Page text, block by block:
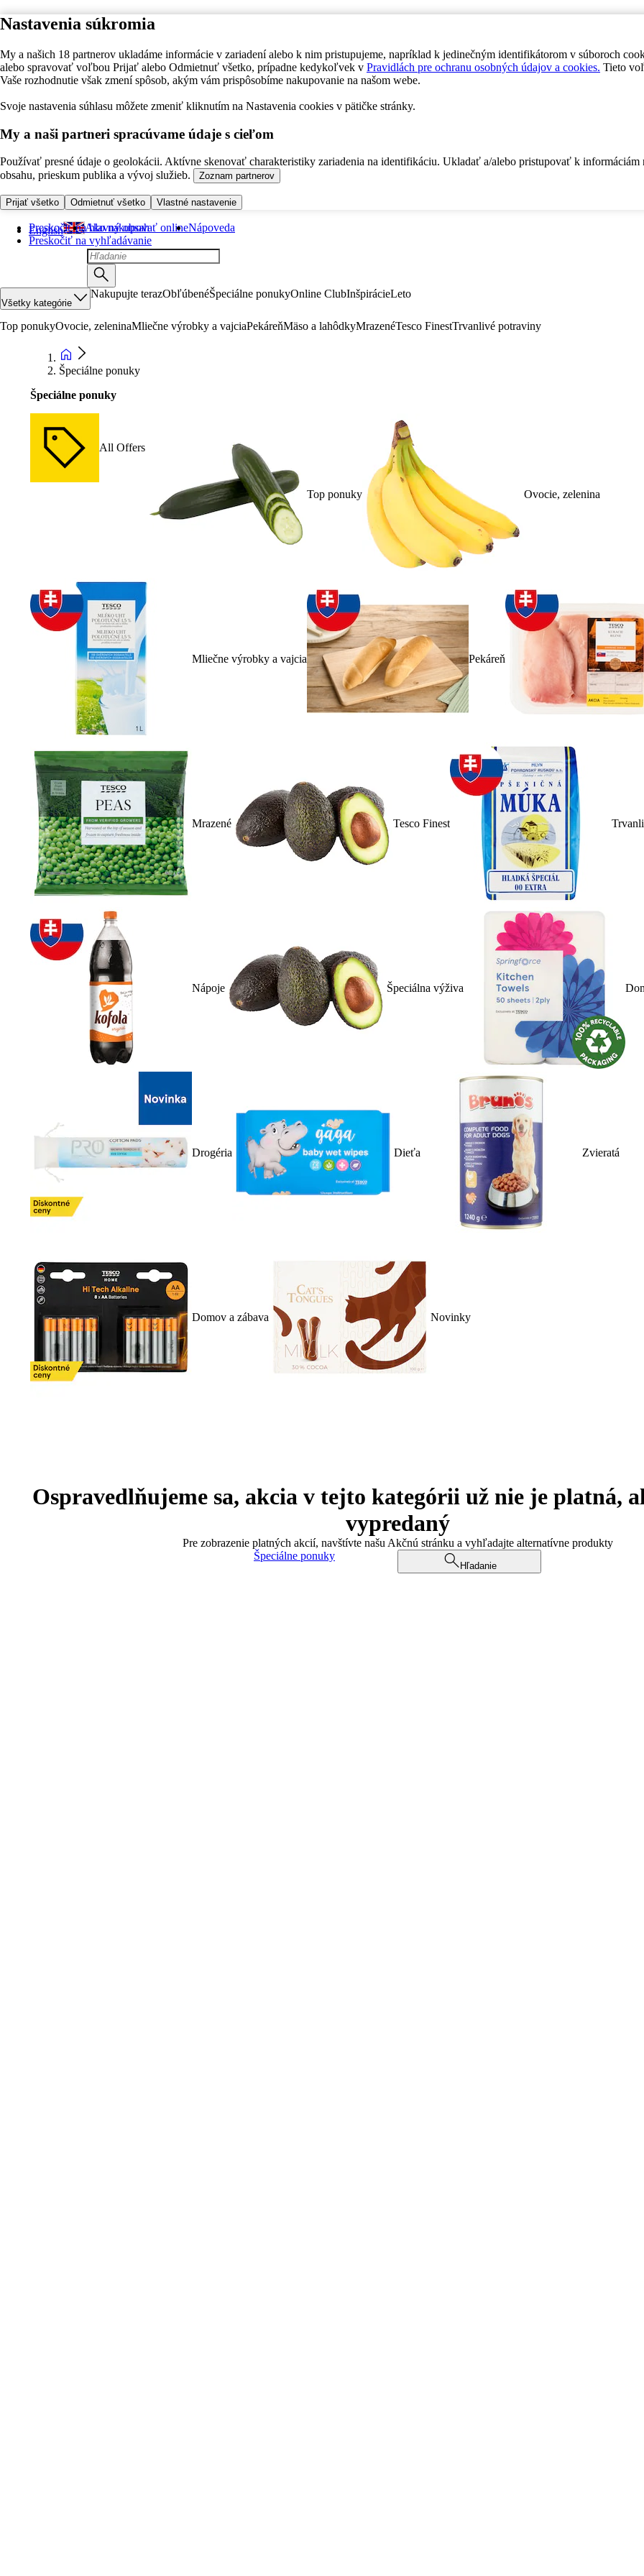
Nastavenia súkromia
My a našich 18 partnerov ukladáme informácie v zariadení alebo k nim pristupujeme, napríklad k jedinečným identifikátorom v súboroch
alebo spravovať voľbou Prijať alebo Odmietnuť všetko, prípadne kedykoľvek v Pravidlách pre ochranu osobných údajov a cookies. Tieto
Vaše rozhodnutie však zmení spôsob, akým vám prispôsobíme nakupovanie na našom webe.
Svoje nastavenia súhlasu môžete zmeniť kliknutím na Nastavenia cookies v pätičke stránky.
My a naši partneri spracúvame údaje s cieľom
Používať presné údaje o geolokácii. Aktívne skenovať charakteristiky zariadenia na identifikáciu. Ukladať a/alebo pristupovať k informáciám
obsahu, prieskum publika a vývoj služieb.
Zoznam partnerov
Prijať všetko Odmietnuť všetko Vlastné nastavenie
Preskočiť na hlavný obsah
Preskočiť na vyhľadávanie
English Ako nakupovať onlineNápoveda
Všetky kategórie
Nakupujte terazObľúbenéŠpeciálne ponukyOnline ClubInšpirácieLeto
Top ponukyOvocie, zeleninaMliečne výrobky a vajciaPekáreňMäso a lahôdkyMrazenéTesco FinestTrvanlivé potraviny
Špeciálne ponuky
Špeciálne ponuky
All Offers
Top ponuky Ovocie, zelenina
Mliečne výrobky a vajcia Pekáreň
Mrazené Tesco Finest
Nápoje Špeciálna výživa
Drogéria Dieťa Zvieratá
Domov a zábava Novinky
Ospravedlňujeme sa, akcia v tejto kategórii už nie je platná,
vypredaný
Pre zobrazenie platných akcií, navštívte našu Akčnú stránku a vyhľadajte alternatívne produkty
Špeciálne ponuky
Hľadanie